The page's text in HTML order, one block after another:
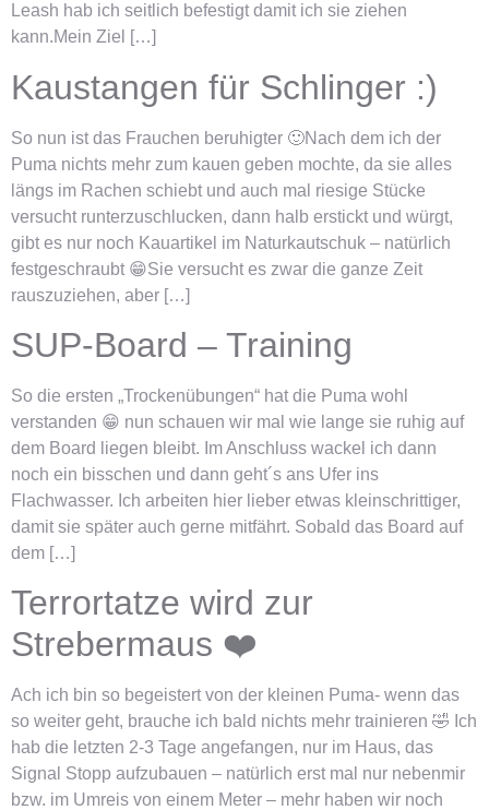
Leash hab ich seitlich befestigt damit ich sie ziehen
kann.Mein Ziel […]
Kaustangen für Schlinger :)
So nun ist das Frauchen beruhigter 🙂Nach dem ich der
Puma nichts mehr zum kauen geben mochte, da sie alles
längs im Rachen schiebt und auch mal riesige Stücke
versucht runterzuschlucken, dann halb erstickt und würgt,
gibt es nur noch Kauartikel im Naturkautschuk – natürlich
festgeschraubt 😁Sie versucht es zwar die ganze Zeit
rauszuziehen, aber […]
SUP-Board – Training
So die ersten „Trockenübungen“ hat die Puma wohl
verstanden 😁 nun schauen wir mal wie lange sie ruhig auf
dem Board liegen bleibt. Im Anschluss wackel ich dann
noch ein bisschen und dann geht´s ans Ufer ins
Flachwasser. Ich arbeiten hier lieber etwas kleinschrittiger,
damit sie später auch gerne mitfährt. Sobald das Board auf
dem […]
Terrortatze wird zur
Strebermaus ❤️
Ach ich bin so begeistert von der kleinen Puma- wenn das
so weiter geht, brauche ich bald nichts mehr trainieren 🤣 Ich
hab die letzten 2-3 Tage angefangen, nur im Haus, das
Signal Stopp aufzubauen – natürlich erst mal nur nebenmir
bzw. im Umreis von einem Meter – mehr haben wir noch